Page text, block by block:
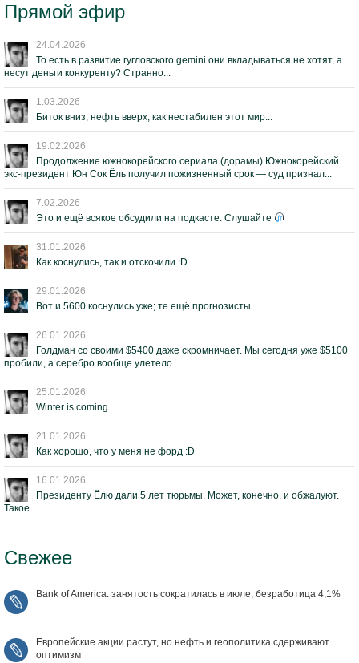
Прямой эфир
24.04.2026
То есть в развитие гугловского gemini они вкладываться не хотят, а
несут деньги конкуренту? Странно...
1.03.2026
Биток вниз, нефть вверх, как нестабилен этот мир...
19.02.2026
Продолжение южнокорейского сериала (дорамы) Южнокорейский
экс-президент Юн Сок Ёль получил пожизненный срок — суд признал...
7.02.2026
Это и ещё всякое обсудили на подкасте. Слушайте
31.01.2026
Как коснулись, так и отскочили :D
29.01.2026
Вот и 5600 коснулись уже; те ещё прогнозисты
26.01.2026
Голдман со своими $5400 даже скромничает. Мы сегодня уже $5100
пробили, а серебро вообще улетело...
25.01.2026
Winter is coming...
21.01.2026
Как хорошо, что у меня не форд :D
16.01.2026
Президенту Ёлю дали 5 лет тюрьмы. Может, конечно, и обжалуют.
Такое.
Свежее
Bank of America: занятость сократилась в июле, безработица 4,1%
Европейские акции растут, но нефть и геополитика сдерживают
оптимизм